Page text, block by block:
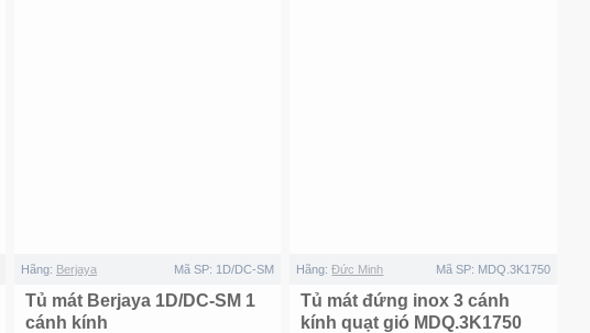
Hãng: Berjaya Mã SP: 1D/DC-SM
Tủ mát Berjaya 1D/DC-SM 1
cánh kính
Hãng: Đức Minh Mã SP: MDQ.3K1750
Tủ mát đứng inox 3 cánh
kính quạt gió MDQ.3K1750